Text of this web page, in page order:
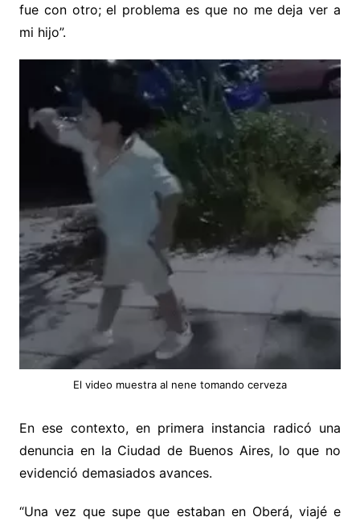
fue con otro; el problema es que no me deja ver a
mi hijo”.
El video muestra al nene tomando cerveza
En ese contexto, en primera instancia radicó una
denuncia en la Ciudad de Buenos Aires, lo que no
evidenció demasiados avances.
“Una vez que supe que estaban en Oberá, viajé e